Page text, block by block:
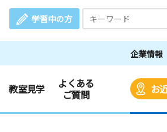
学習中の方
企業情報
教室見学
よくある
ご質問
お